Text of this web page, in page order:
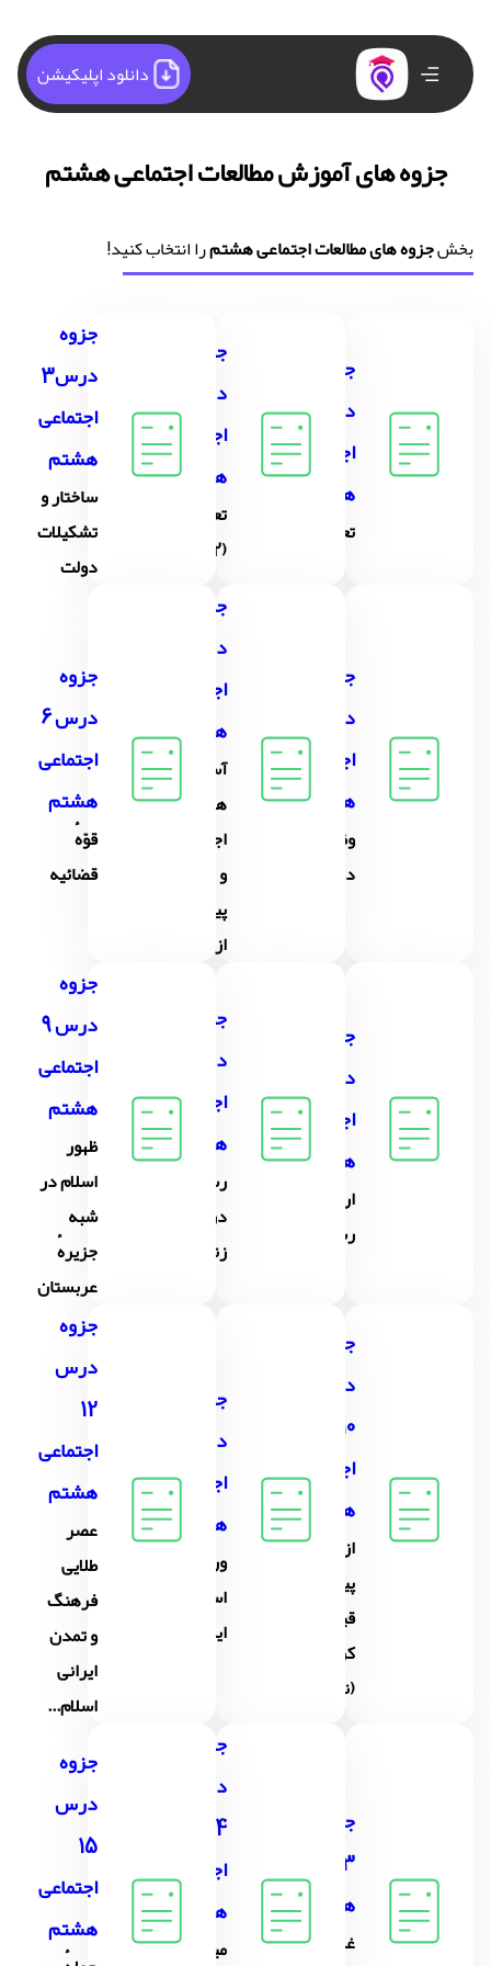
دانلود اپلیکیشن
جزوه های آموزش مطالعات اجتماعی هشتم
بخشجزوه های مطالعات اجتماعی هشتمرا انتخاب کنید!
جزوه
درس 1
اجتماعی
هشتم
تعاون (1)
جزوه
اجتماعی
هشتم
تعاون
(2)
جزوه
درس3
اجتماعی
هشتم
ساختار و
تشکیلات
دولت
جزوه
اجتماعی
هشتم
وظایف
دولت
جزوه
اجتماعی
هشتم
آسیب
های
اجتماعی
و
پیشگیری
از آنها
جزوه
درس 6
اجتماعی
هشتم
قوّهٔ
قضائیه
جزوه
اجتماعی
هشتم
ارتباط و
رسانه
جزوه
اجتماعی
هشتم
رسانه ها
در
زندگی ما
جزوه
درس 9
اجتماعی
هشتم
ظهور
اسلام در
شبه
جزیرهٔ
عربستان
جزوه
درس
10
اجتماعی
هشتم
از رحلت
پیامبر تا
قیام
کربلا
(نینوا)
جزوه
اجتماعی
هشتم
ورود
اسلام به
ایران
جزوه
درس
12
اجتماعی
هشتم
عصر
طلایی
فرهنگ
و تمدن
ایرانی
اسلام...
جزوه درس
هشتم
غزنویان،
جزوه
درس
14
اجتماعی
هشتم
میراث
جزوه
درس
15
اجتماعی
هشتم